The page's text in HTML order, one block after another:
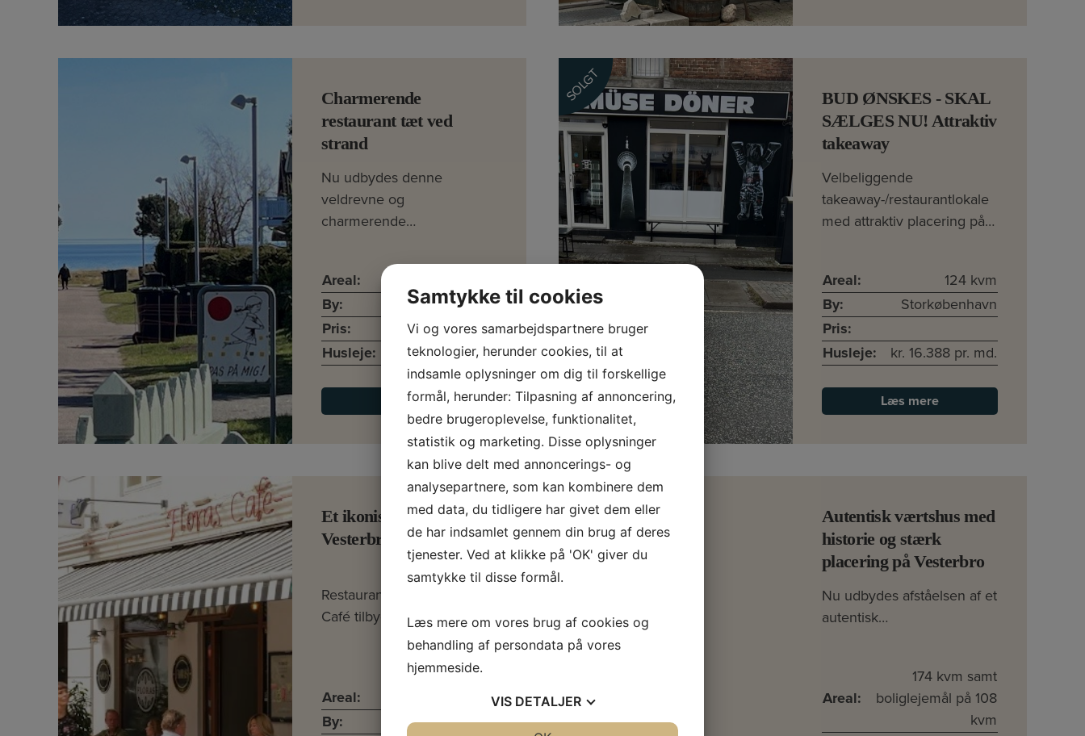
Charmerende
restaurant tæt ved
strand
Nu udbydes denne
veldrevne og
charmerende…
Areal:
By:
Pris:
kr. 750.000
Husleje:
kr. 37.000 pr. md.
Læs mere
SOLGT
BUD ØNSKES - SKAL
SÆLGES NU! Attraktiv
takeaway
Velbeliggende
takeaway-/restaurantlokale
med attraktiv placering på…
Areal:
124 kvm
By:
Storkøbenhavn
Pris:
Husleje:
kr. 16.388 pr. md.
Læs mere
Et ikonisk spisested på
Vesterbrogade
Restaurant Bolo & Floras
Café tilbyder…
Areal:
408 kvm
By:
København
Autentisk værtshus med
historie og stærk
placering på Vesterbro
Nu udbydes afståelsen af et
autentisk…
Areal:
174 kvm samt
boliglejemål på 108
kvm
Samtykke til cookies
Vi og vores samarbejdspartnere bruger
teknologier, herunder cookies, til at
indsamle oplysninger om dig til forskellige
formål, herunder: Tilpasning af annoncering,
bedre brugeroplevelse, funktionalitet,
statistik og marketing. Disse oplysninger
kan blive delt med annoncerings- og
analysepartnere, som kan kombinere dem
med data, du tidligere har givet dem eller
de har indsamlet gennem din brug af deres
tjenester. Ved at klikke på 'OK' giver du
samtykke til disse formål.
Læs mere om vores brug af cookies og
behandling af persondata på vores
hjemmeside.
VIS DETALJER